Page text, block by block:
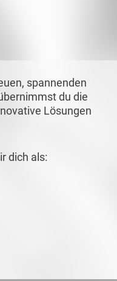
spannenden
du die
Lösungen
dich als: